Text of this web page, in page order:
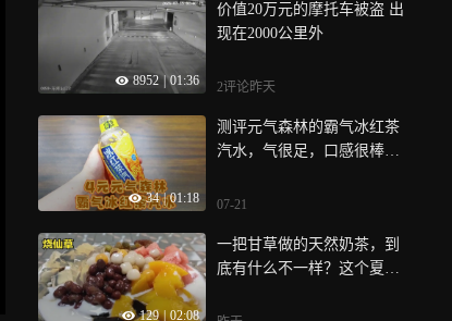
8952 | 01:36
价值20万元的摩托车被盗 出
现在2000公里外
2评论昨天
34 | 01:18
测评元气森林的霸气冰红茶
汽水，气很足，口感很棒，
07-21
129 | 02:08
一把甘草做的天然奶茶，到
底有什么不一样？这个夏天